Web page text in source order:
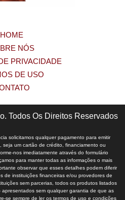
HOME
NÓS
PRIVACIDADE
DE USO
Todos Os Direitos Reservados
solicitamos qualquer pagamento para emitir
um cartão de crédito, financiamento ou
nos imediatamente através do formulário
para manter todas as informações o mais
observar que esses detalhes podem diferir
de instituições financeiras e/ou provedores de
sem parcerias, todos os produtos listados
sem qualquer garantia de que as
se sempre de ler os termos de uso e condições